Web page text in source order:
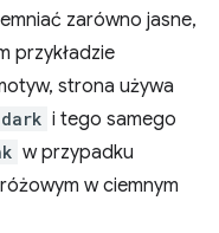
zarówno jasne,
przykładzie
strona używa
i tego samego
w przypadku
w ciemnym